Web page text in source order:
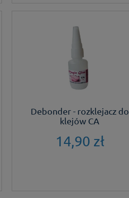
Debonder - rozklejacz do
klejów CA
14,90 zł